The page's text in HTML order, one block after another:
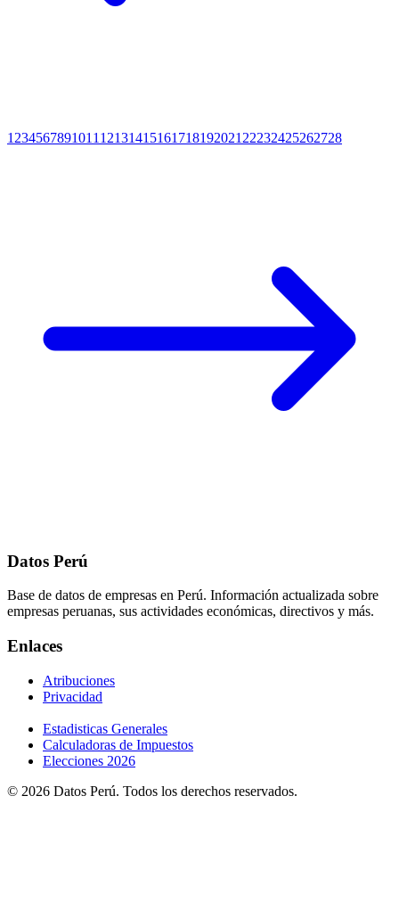
1 234567891011 12131415161718192021 22232425262728
Datos Perú
Base de datos de empresas en Perú. Información actualizada sobre
empresas peruanas, sus actividades económicas, directivos y más.
Enlaces
Atribuciones
Privacidad
Estadisticas Generales
Calculadoras de Impuestos
Elecciones 2026
© 2026 Datos Perú. Todos los derechos reservados.